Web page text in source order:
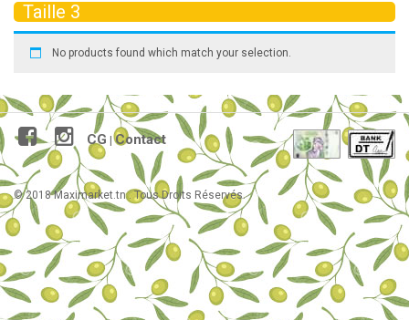
Taille 3
No products found which match your selection.
CG |Contact
© 2018 Maximarket.tn . Tous Droits Réservés.